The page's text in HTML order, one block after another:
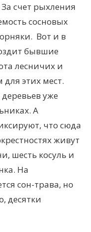
счет рыхления
сосновых
Вот и в
бывшие
лесничих и
этих мест.
уже
А
что сюда
живут
шесть косуль и
На
сон-трава, но
десятки